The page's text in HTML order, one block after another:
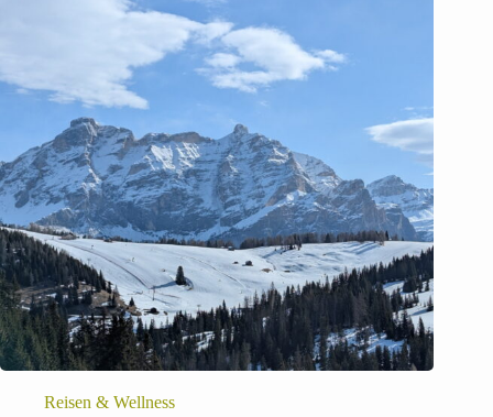
Reisen & Wellness